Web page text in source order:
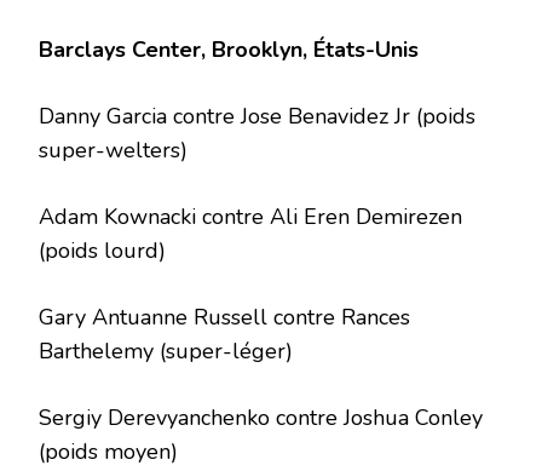
Barclays Center, Brooklyn, États-Unis
Danny Garcia contre Jose Benavidez Jr (poids
super-welters)
Adam Kownacki contre Ali Eren Demirezen
(poids lourd)
Gary Antuanne Russell contre Rances
Barthelemy (super-léger)
Sergiy Derevyanchenko contre Joshua Conley
(poids moyen)